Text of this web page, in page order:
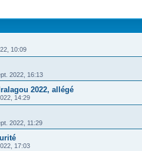
10:09
2022, 16:13
2022, allégé
14:29
2022, 11:29
17:03